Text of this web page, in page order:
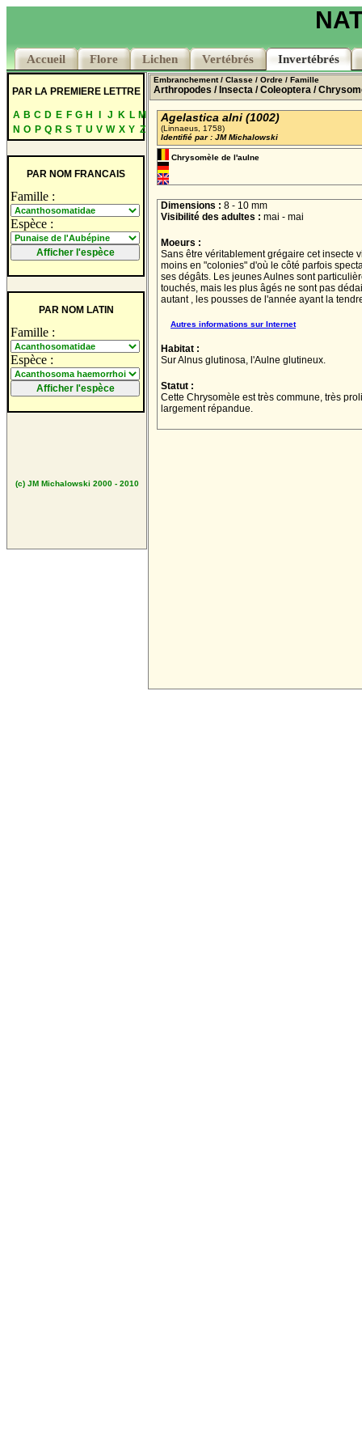
Accueil Flore Lichen Vertébrés Invertébrés
Accueil Flore Lichen Vertébrés Invertébrés
PAR LA PREMIERE LETTRE
A B C D E F G H J K L M
N O P Q R S T U V W X Y Z
PAR NOM FRANCAIS
Famille :
Espèce :
PAR NOM LATIN
Famille :
Espèce :
(c) JM Michalowski 2000 - 2010
Embranchement/ Classe / Ordre / Famille
Arthropodes / Insecta / Coleoptera /
Agelastica alni (1002)
(Linnaeus, 1758)
Identifié par : JM Michalowski
Chrysomèle de l'aulne
Dimensions : 8 - 10 mm
Visibilité des adultes : mai - mai
Moeurs :
Sans être véritablement grégaire cet insecte
moins en "colonies" d'où le côté parfois
ses dégâts. Les jeunes Aulnes sont
touchés, mais les plus âgés ne sont pas
autant , les pousses de l'année ayant la
Autres informations sur Internet
Habitat :
Sur Alnus glutinosa, l'Aulne glutineux.
Statut :
Cette Chrysomèle est très commune, très
largement répandue.